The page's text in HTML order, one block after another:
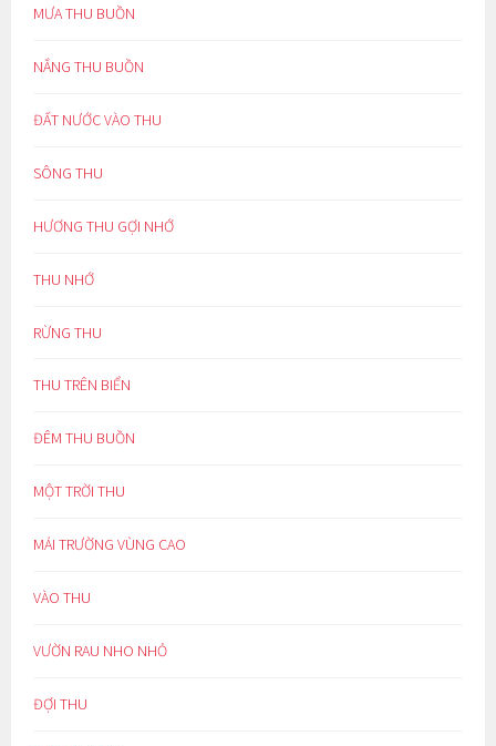
MƯA THU BUỒN
NẮNG THU BUỒN
ĐẤT NƯỚC VÀO THU
SÔNG THU
HƯƠNG THU GỢI NHỚ
THU NHỚ
RỪNG THU
THU TRÊN BIỂN
ĐÊM THU BUỒN
MỘT TRỜI THU
MÁI TRƯỜNG VÙNG CAO
VÀO THU
VƯỜN RAU NHO NHỎ
ĐỢI THU